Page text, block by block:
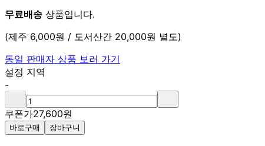
무료배송 상품입니다.
(제주 6,000원 / 도서산간 20,000원 별도)
동일 판매자 상품 보러 가기
설정 지역
-
쿠폰가27,600원
바로구매 장바구니